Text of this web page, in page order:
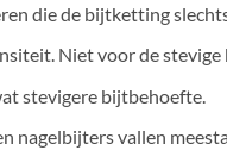
die de bijtketting
Niet voor de stevige
stevigere bijtbehoefte.
vallen